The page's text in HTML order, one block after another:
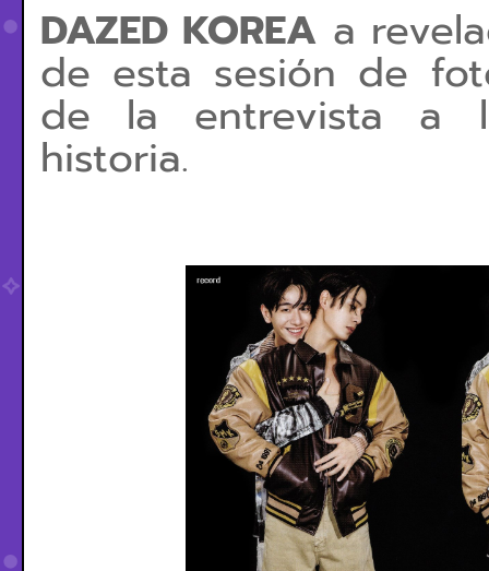
DAZED KOREA a
de esta sesión de
de la entrevista a
historia.